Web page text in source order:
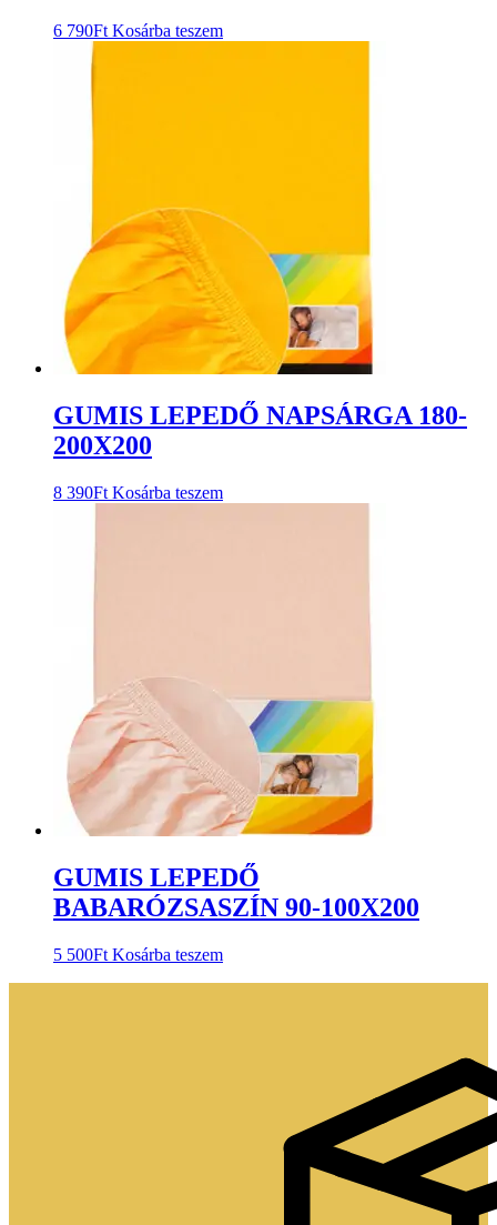
6 790Ft Kosárba teszem
GUMIS LEPEDŐ NAPSÁRGA 180-
200X200
8 390Ft Kosárba teszem
GUMIS LEPEDŐ
BABARÓZSASZÍN 90-100X200
5 500Ft Kosárba teszem